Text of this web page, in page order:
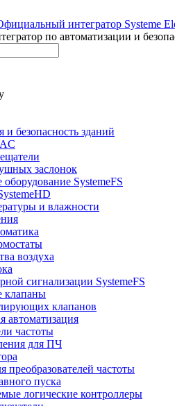
по автоматизации и
и безопасность зданий
заслонок
SystemeFS
и влажности
воздуха
сигнализации SystemeFS
клапаны
клапанов
частоты
для ПЧ
преобразователей частоты
пуска
логические контроллеры